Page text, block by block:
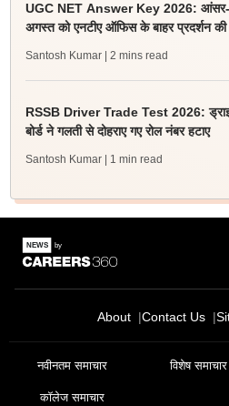
UGC NET Answer Key 2026: आंसर-
अगस्त को एनटीए ऑफिस के बाहर प्रदर्शन की
Santosh Kumar | 2 mins read
RSSB Driver Trade Test 2026:
बोर्ड ने गलती से दोहराए गए रोल नंबर हटाए
Santosh Kumar | 1 min read
About Contact Us
नवीनतम समाचार विशेष समाचार
कॉलेज समाचार